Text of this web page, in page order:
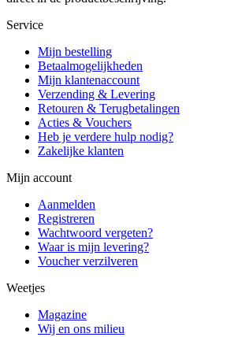
Service
Mijn bestelling
Betaalmogelijkheden
Mijn klantenaccount
Verzending & Levering
Retouren & Terugbetalingen
Acties & Vouchers
Heb je verdere hulp nodig?
Zakelijke klanten
Mijn account
Aanmelden
Registreren
Wachtwoord vergeten?
Waar is mijn levering?
Voucher verzilveren
Weetjes
Magazine
Wij en ons milieu